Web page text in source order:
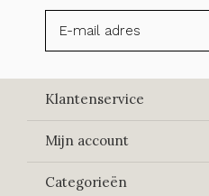
Klantenservice
Mijn account
Categorieën